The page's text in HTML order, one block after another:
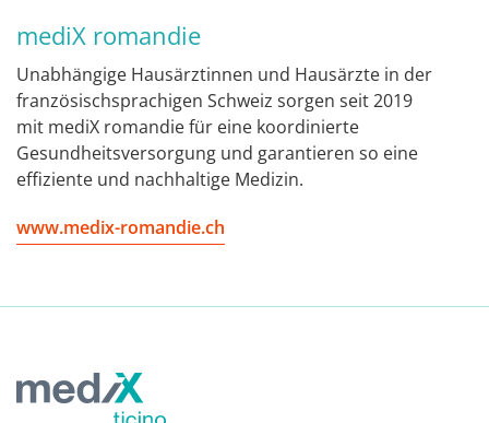
mediX romandie
Unabhängige Hausärztinnen und Hausärzte in der
französischsprachigen Schweiz sorgen seit 2019
mit mediX romandie für eine koordinierte
Gesundheitsversorgung und garantieren so eine
effiziente und nachhaltige Medizin.
www.medix-romandie.ch